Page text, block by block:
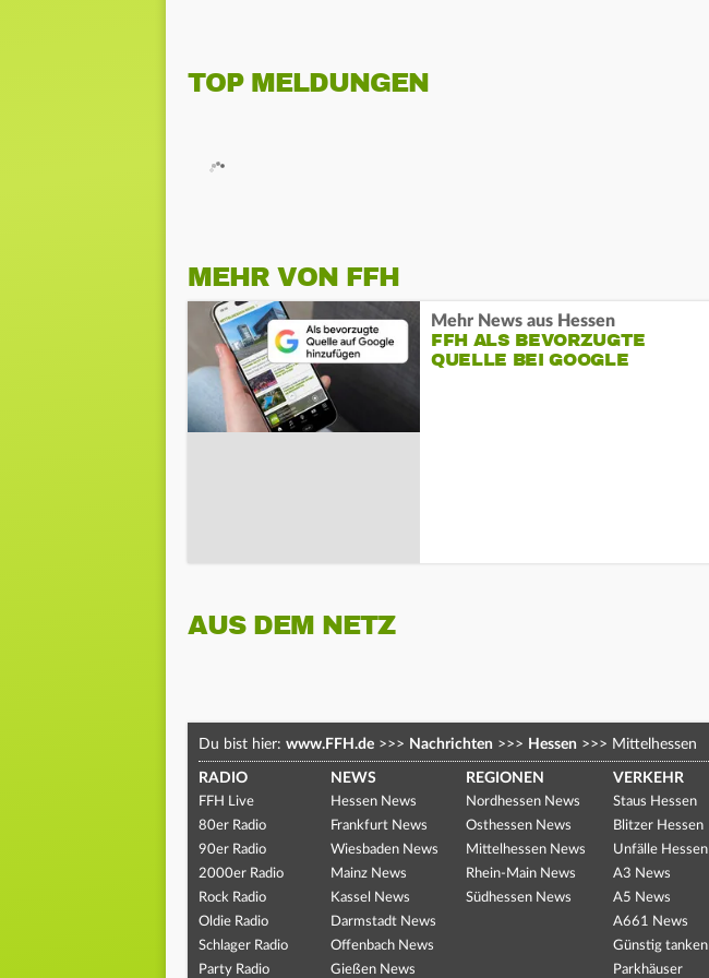
TOP MELDUNGEN
MEHR VON FFH
Mehr News aus Hessen
FFH ALS BEVORZUGTE
QUELLE BEI GOOGLE
AUS DEM NETZ
Du bist hier: www.FFH.de >>> Nachrichten >>> Hessen >>> Mittelhessen
RADIO
FFH Live
80er Radio
90er Radio
2000er Radio
Rock Radio
Oldie Radio
Schlager Radio
Party Radio
NEWS
Hessen News
Frankfurt News
Wiesbaden News
Mainz News
Kassel News
Darmstadt News
Offenbach News
Gießen News
REGIONEN
Nordhessen News
Osthessen News
Mittelhessen News
Rhein-Main News
Südhessen News
VERKEHR
Staus Hessen
Blitzer Hessen
Unfälle Hessen
A3 News
A5 News
A661 News
Günstig tanken
Parkhäuser